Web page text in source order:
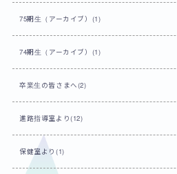
75期生（アーカイブ）(1)
74期生（アーカイブ）(1)
卒業生の皆さまへ(2)
進路指導室より(12)
保健室より(1)